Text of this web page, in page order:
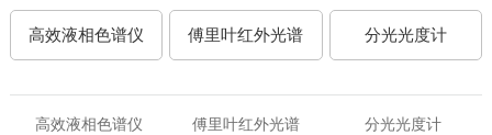
高效液相色谱仪 傅里叶红外光谱 分光光度计
高效液相色谱仪 傅里叶红外光谱 分光光度计